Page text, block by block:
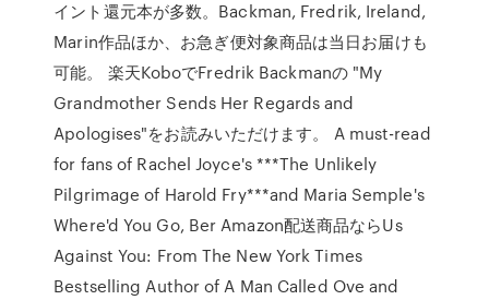
イント還元本が多数。Backman, Fredrik, Ireland,
Marin作品ほか、お急ぎ便対象商品は当日お届けも
可能。 楽天KoboでFredrik Backmanの "My
Grandmother Sends Her Regards and
Apologises"をお読みいただけます。 A must-read
for fans of Rachel Joyce's ***The Unlikely
Pilgrimage of Harold Fry***and Maria Semple's
Where'd You Go, Ber Amazon配送商品ならUs
Against You: From The New York Times
Bestselling Author of A Man Called Ove and